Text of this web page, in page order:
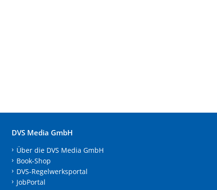
DVS Media GmbH
Über die DVS Media GmbH
Book-Shop
DVS-Regelwerksportal
JobPortal